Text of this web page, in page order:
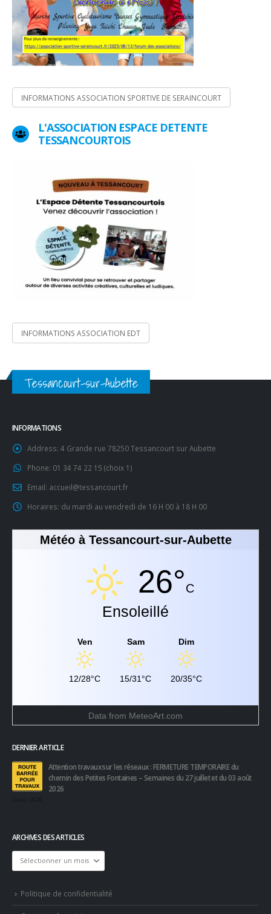
INFORMATIONS ASSOCIATION SPORTIVE DE SERAINCOURT
L'ASSOCIATION ESPACE DETENTE
TESSANCOURTOIS
INFORMATIONS ASSOCIATION EDT
Tessancourt-sur-Aubette
INFORMATIONS
Address: 4 Grande rue 78250 Tessancourt sur Aubette
Phone: 01 34 74 22 15 (choix 1)
Email: accueil@tessancourt.fr
Horaires: du mardi au vendredi de 16 H 00 à 18 H 00
Météo à Tessancourt-sur-Aubette
26°C
Ensoleillé
Ven
12/28°C
Sam
15/31°C
Dim
20/35°C
Data from MeteoArt.com
DERNIER ARTICLE
Attention travaux sur les réseaux : FERMETURE TEMPORAIRE du
chemin des Petites Fontaines – Semaines du 27 juillet et du 03 août
2026
ARCHIVES DES ARTICLES
Archives
des
Politique de confidentialité